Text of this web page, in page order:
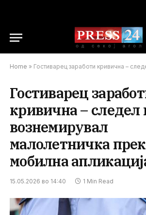
Home » Гостиварец заработи кривична – следел и вознемирувал
Гостиварец
кривична – следел
вознемирувал
малолетничка
мобилна
15.05.2026 во 14:40 1 Min Read